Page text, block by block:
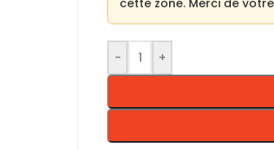
cette zone. Merci de
- +